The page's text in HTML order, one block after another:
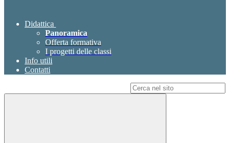
Didattica
Panoramica
Offerta formativa
I progetti delle classi
Info utili
Contatti